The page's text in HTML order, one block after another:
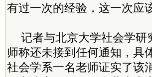
有过一次的经验，这一次应
记者与北京大学社会学
师称还未接到任何通知，具
社会学系一名老师证实了该